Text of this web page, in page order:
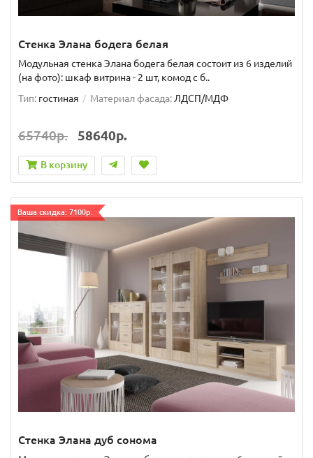
Стенка Элана бодега белая
Модульная стенка Элана бодега белая состоит из 6 изделий
(на фото): шкаф витрина - 2 шт, комод с б..
Тип: гостиная Материал фасада: ЛДСП/МДФ
65740р. 58640р.
В корзину
Ваша скидка: 7100р.
Стенка Элана дуб сонома